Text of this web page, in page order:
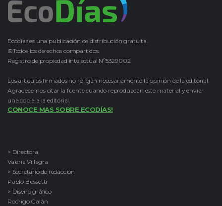
Ecodías es una publicación de distribución gratuita.
©Todos los derechos compartidos.
Registro de propiedad intelectual Nº5329002
Los artículos firmados no reflejan necesariamente la opinión de la editorial.
Agradecemos citar la fuente cuando reproduzcan este material y enviar
una copia a la editorial.
CONOCE MAS SOBRE ECODÍAS!
> Directora
Valeria Villagra
> Secretario de redacción
Pablo Bussetti
> Diseño gráfico
Rodrigo Galán